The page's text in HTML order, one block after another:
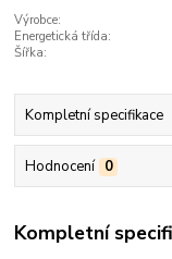
Výrobce:
Energetická třída:
Šířka:
Kompletní specifikace
Hodnocení 0
Kompletní